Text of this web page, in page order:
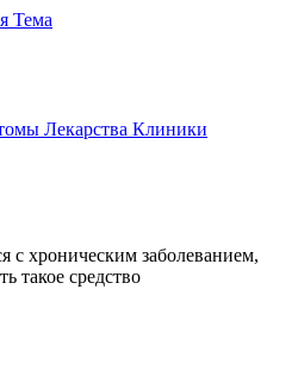
Лекарства Клиники
с хроническим заболеванием,
такое средство